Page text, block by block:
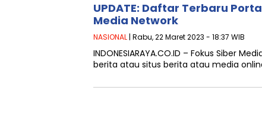
UPDATE: Daftar Terbaru
Media Network
NASIONAL | Rabu, 22 Maret 2023 - 18:37 WIB
INDONESIARAYA.CO.ID – Fokus Siber
berita atau situs berita atau media